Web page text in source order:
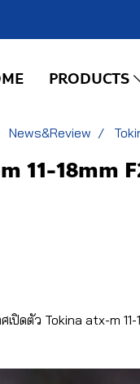
PRODUCTS
News&Review
11-18mm
เปิดตัว Tokina atx-m